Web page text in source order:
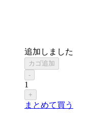
追加しました
カゴ追加
-
1
+
まとめて買う